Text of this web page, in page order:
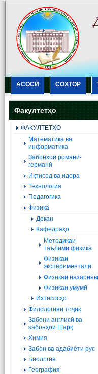
АСОСӢ СОХТОР
Факултетҳо
ФАКУЛТЕТҲО
Mатематика ва
информатика
Забонҳои романӣ-
германӣ
Иқтисод ва идора
Технология
Педагогика
Физика
Декан
Кафедраҳо
Методикаи
таълими физика
Физикаи
эксперименталӣ
Физикаи
Физикаи умумӣ
Ихтисосҳо
Филологияи тоҷик
Забони англисӣ ва
забонҳои Шарқ
Химия
Забон ва адабиёти рус
Биология
География